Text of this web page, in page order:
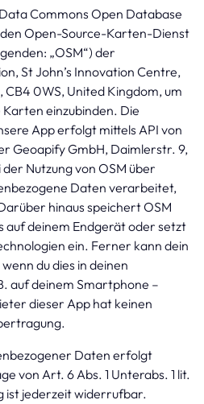
Commons Open Database
Open-Source-Karten-Dienst
„OSM“) der
St John’s Innovation Centre,
0WS, United Kingdom, um
einzubinden. Die
App erfolgt mittels API von
Geoapify GmbH, Daimlerstr. 9,
Nutzung von OSM über
Daten verarbeitet,
hinaus speichert OSM
auf deinem Endgerät oder setzt
ein. Ferner kann dein
du dies in deinen
auf deinem Smartphone –
dieser App hat keinen
Daten erfolgt
von Art. 6 Abs. 1 Unterabs. 1 lit.
ist jederzeit widerrufbar.